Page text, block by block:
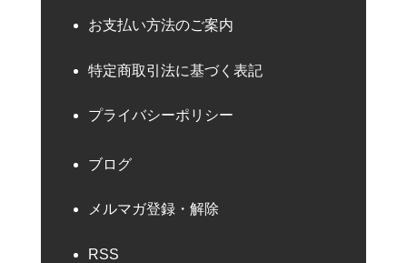
お支払い方法のご案内
特定商取引法に基づく表記
プライバシーポリシー
ブログ
メルマガ登録・解除
RSS